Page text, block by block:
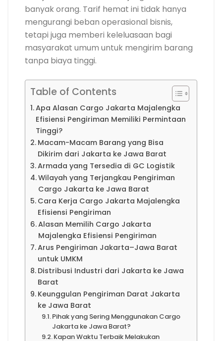
banyak orang. Tarif hemat ini tidak hanya
mengurangi beban operasional bisnis,
tetapi juga memberi keleluasaan bagi
masyarakat umum untuk mengirim barang
tanpa biaya tinggi.
Table of Contents
Apa Alasan Cargo Jakarta Majalengka
Efisiensi Pengiriman Memiliki Permintaan
Tinggi?
Macam-Macam Barang yang Bisa
Dikirim dari Jakarta ke Jawa Barat
Armada yang Tersedia di GC Logistik
Wilayah yang Terjangkau Pengiriman
Cargo Jakarta ke Jawa Barat
Cara Kerja Cargo Jakarta Majalengka
Efisiensi Pengiriman
Alasan Memilih Cargo Jakarta
Majalengka Efisiensi Pengiriman
Arus Pengiriman Jakarta–Jawa Barat
untuk UMKM
Distribusi Industri dari Jakarta ke Jawa
Barat
Keunggulan Pengiriman Darat Jakarta
ke Jawa Barat
Pihak yang Sering Menggunakan Cargo
Jakarta ke Jawa Barat?
Kapan Waktu Terbaik Melakukan